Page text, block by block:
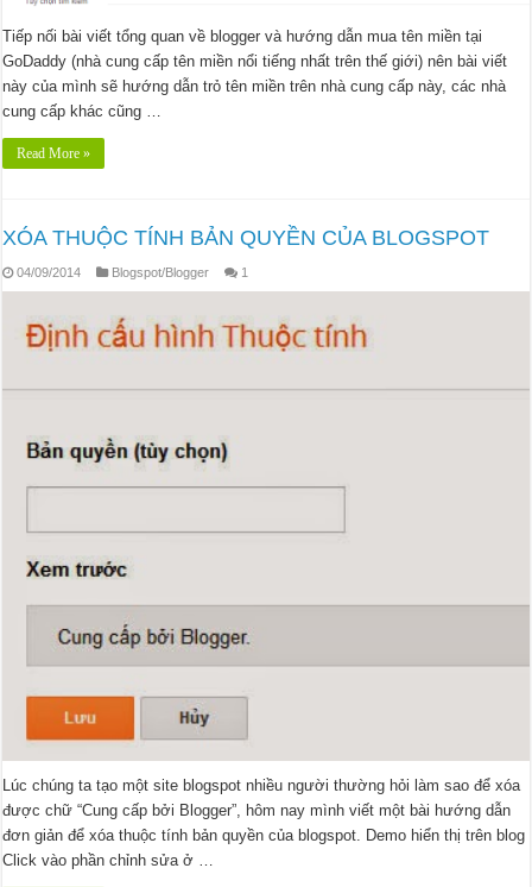
Tiếp nối bài viết tổng quan về blogger và hướng dẫn mua tên miền tại
GoDaddy (nhà cung cấp tên miền nổi tiếng nhất trên thế giới) nên bài viết
này của mình sẽ hướng dẫn trỏ tên miền trên nhà cung cấp này, các nhà
cung cấp khác cũng …
Read More »
XÓA THUỘC TÍNH BẢN QUYỀN CỦA BLOGSPOT
04/09/2014 Blogspot/Blogger 1
Lúc chúng ta tạo một site blogspot nhiều người thường hỏi làm sao để xóa
được chữ “Cung cấp bởi Blogger”, hôm nay mình viết một bài hướng dẫn
đơn giản để xóa thuộc tính bản quyền của blogspot. Demo hiển thị trên blog
Click vào phần chỉnh sửa ở …